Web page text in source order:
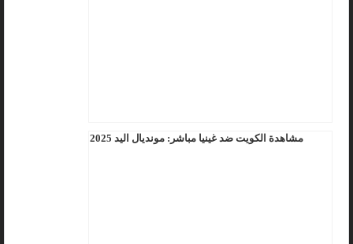
مشاهدة الكويت ضد غينيا مباشر: مونديال اليد 2025